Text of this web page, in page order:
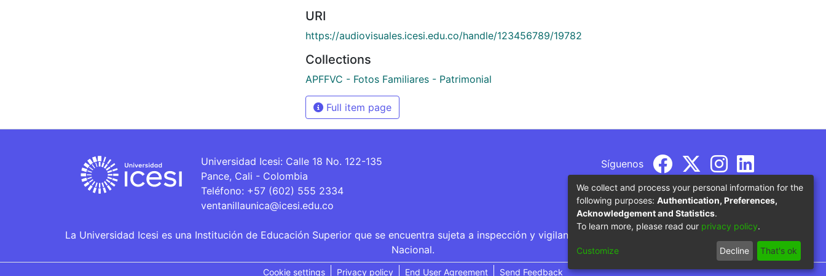
URI
https://audiovisuales.icesi.edu.co/handle/123456789/19782
Collections
APFFVC - Fotos Familiares - Patrimonial
Full item page
Universidad Icesi: Calle 18 No. 122-135
Pance, Cali - Colombia
Teléfono: +57 (602) 555 2334
ventanillaunica@icesi.edu.co
Síguenos
La Universidad Icesi es una Institución de Educación Superior que se encuentra sujeta a inspección y vigilancia por parte del Ministerio de Educación
Nacional.
Cookie settings Privacy policy End User Agreement Send Feedback
We collect and process your personal information for the
following purposes: Authentication, Preferences,
Acknowledgement and Statistics.
To learn more, please read our privacy policy.
Customize Decline That's ok